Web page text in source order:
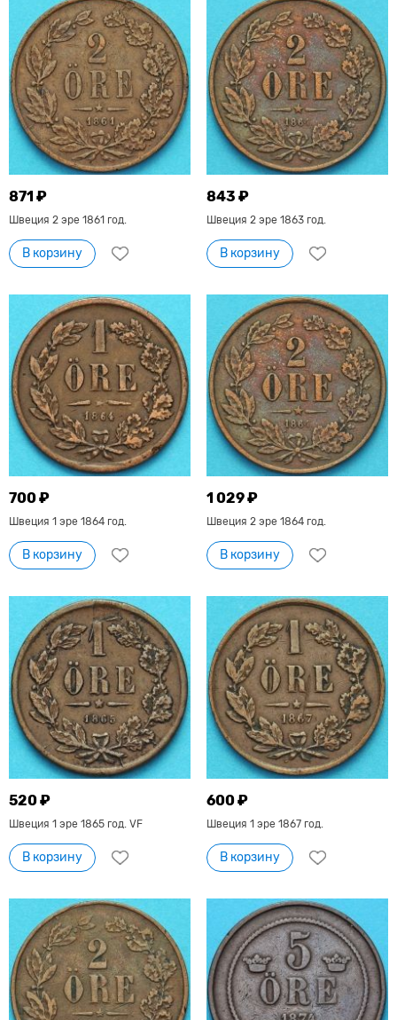
871 ₽
Швеция 2 эре 1861 год.
В корзину
843 ₽
Швеция 2 эре 1863 год.
В корзину
700 ₽
Швеция 1 эре 1864 год.
В корзину
1 029 ₽
Швеция 2 эре 1864 год.
В корзину
520 ₽
Швеция 1 эре 1865 год. VF
В корзину
600 ₽
Швеция 1 эре 1867 год.
В корзину